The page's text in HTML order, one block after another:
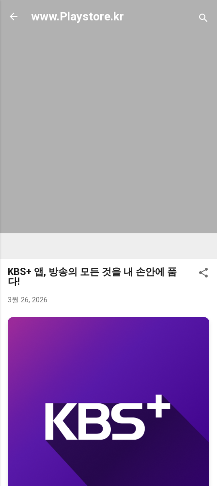
기본 콘텐츠로 건너뛰기
www.Playstore.kr
KBS+ 앱, 방송의 모든 것을 내 손안에 품
다!
3월 26, 2026